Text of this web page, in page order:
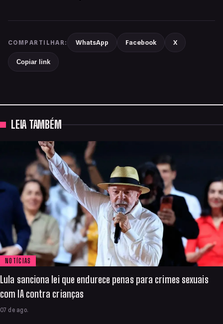
COMPARTILHAR: WhatsApp Facebook X
Copiar link
LEIA TAMBÉM
NOTÍCIAS
Lula sanciona lei que endurece penas para crimes sexuais
com IA contra crianças
07 de ago.